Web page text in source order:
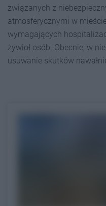
związanych z
atmosferycznymi w
wymagających
żywioł osób. Obecnie, w
usuwanie skutków